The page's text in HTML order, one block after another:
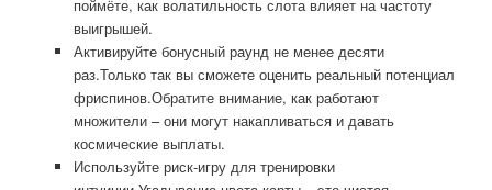
поймёте, как волатильность слота влияет на частоту
выигрышей.
Активируйте бонусный раунд не менее десяти
раз.Только так вы сможете оценить реальный потенциал
фриспинов.Обратите внимание, как работают
множители – они могут накапливаться и давать
космические выплаты.
Используйте риск-игру для тренировки